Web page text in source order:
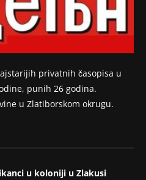
privatnih časopisa u
punih 26 godina.
u Zlatiborskom okrugu.
u koloniji u Zlakusi